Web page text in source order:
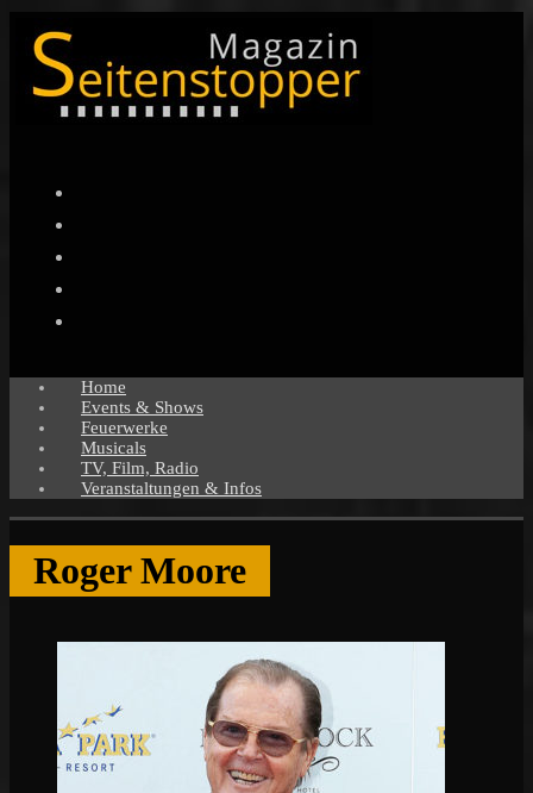
Home
Events & Shows
Feuerwerke
Musicals
TV, Film, Radio
Veranstaltungen & Infos
Roger Moore